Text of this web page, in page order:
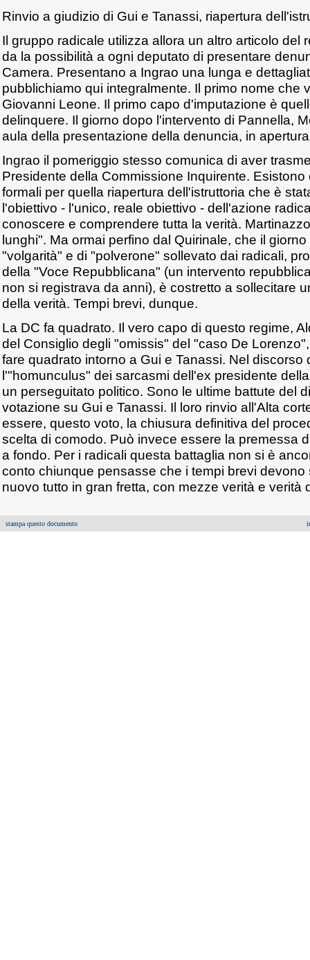
Rinvio a giudizio di Gui e Tanassi, riapertura
Il gruppo radicale utilizza allora un altro articolo del
da la possibilità a ogni deputato di presentare
Camera. Presentano a Ingrao una lunga e
pubblichiamo qui integralmente. Il primo nome che
Giovanni Leone. Il primo capo d'imputazione è
delinquere. Il giorno dopo l'intervento di Pannella,
aula della presentazione della denuncia, in
Ingrao il pomeriggio stesso comunica di aver
Presidente della Commissione Inquirente.
formali per quella riapertura dell'istruttoria che è
l'obiettivo - l'unico, reale obiettivo - dell'azione
conoscere e comprendere tutta la verità.
lunghi". Ma ormai perfino dal Quirinale, che il
"volgarità" e di "polverone" sollevato dai radicali,
della "Voce Repubblicana" (un intervento
non si registrava da anni), è costretto a sollecitare
della verità. Tempi brevi, dunque.
La DC fa quadrato. Il vero capo di questo regime,
del Consiglio degli "omissis" del "caso De
fare quadrato intorno a Gui e Tanassi. Nel discorso
l'"homunculus" dei sarcasmi dell'ex presidente
un perseguitato politico. Sono le ultime battute del
votazione su Gui e Tanassi. Il loro rinvio all'Alta
essere, questo voto, la chiusura definitiva del
scelta di comodo. Può invece essere la premessa
a fondo. Per i radicali questa battaglia non si è
conto chiunque pensasse che i tempi brevi devono
nuovo tutto in gran fretta, con mezze verità e verità
stampa questo documento